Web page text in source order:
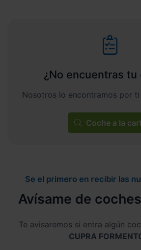
¿No encuentras tu
Nosotros lo encontramos por
Coche a la
Se el primero en recibir las
Avísame de
Te avisaremos si entra algún
CUPRA